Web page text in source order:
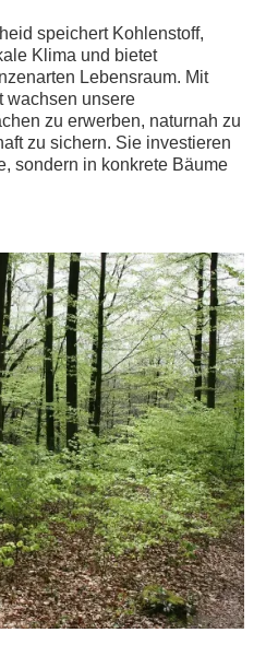
speichert Kohlenstoff,
Klima und bietet
Lebensraum. Mit
wachsen unsere
zu erwerben, naturnah zu
zu sichern. Sie investieren
sondern in konkrete Bäume